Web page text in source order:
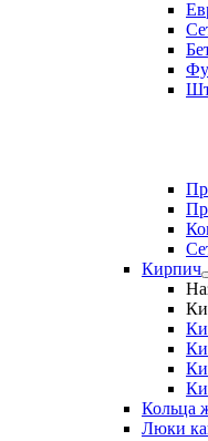
Кирпич
Кольца
Люки